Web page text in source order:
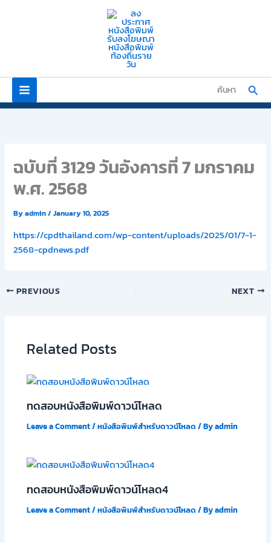
ค้นหา
ฉบับที่ 3129 วันอังคารที่ 7 มกราคม
พ.ศ. 2568
Byadmin/January 10, 2025
https://cpdthailand.com/wp-content/uploads/2025/01/7-1-
2568-cpdnews.pdf
PREVIOUS NEXT
Related Posts
ทดสอบหนังสือพิมพ์ดาวน์โหลด
Leave a Comment/หนังสือพิมพ์สำหรับดาวน์โหลด / Byadmin
ทดสอบหนังสือพิมพ์ดาวน์โหลด4
Leave a Comment/หนังสือพิมพ์สำหรับดาวน์โหลด / Byadmin